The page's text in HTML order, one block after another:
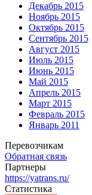
Декабрь 2015
Ноябрь 2015
Октябрь 2015
Сентябрь 2015
Август 2015
Июль 2015
Июнь 2015
Май 2015
Апрель 2015
Март 2015
Февраль 2015
Январь 2011
Перевозчикам
Обратная связь
Партнеры
https://yatrans.ru/
Статистика